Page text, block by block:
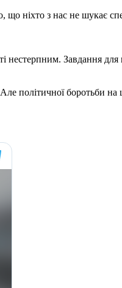
ніхто з нас не шукає
нестерпним. Завдання для
політичної боротьби на